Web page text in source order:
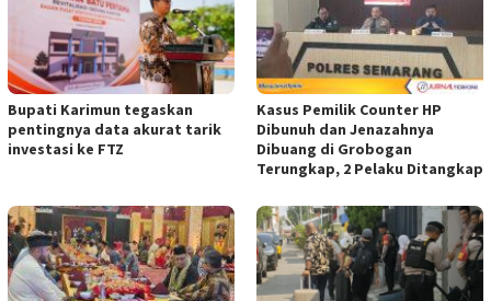
Bupati Karimun tegaskan
pentingnya data akurat tarik
investasi ke FTZ
Kasus Pemilik Counter HP
Dibunuh dan Jenazahnya
Dibuang di Grobogan
Terungkap, 2 Pelaku Ditangkap